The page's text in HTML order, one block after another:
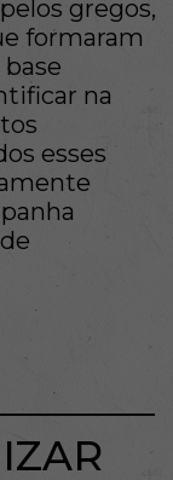
gregos,
formaram
na
esses